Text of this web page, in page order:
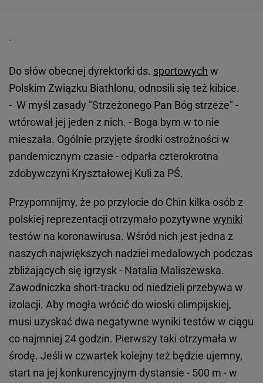
Do słów obecnej dyrektorki ds. sportowych w
Polskim Związku Biathlonu, odnosili się też kibice.
- W myśl zasady "Strzeżonego Pan Bóg strzeże" -
wtórował jej jeden z nich. - Boga bym w to nie
mieszała. Ogólnie przyjęte środki ostrożności w
pandemicznym czasie - odparła czterokrotna
zdobywczyni Kryształowej Kuli za PŚ.
Przypomnijmy, że po przylocie do Chin kilka osób z
polskiej reprezentacji otrzymało pozytywne wyniki
testów na koronawirusa. Wśród nich jest jedna z
naszych największych nadziei medalowych podczas
zbliżających się igrzysk - Natalia Maliszewska.
Zawodniczka short-tracku od niedzieli przebywa w
izolacji. Aby mogła wrócić do wioski olimpijskiej,
musi uzyskać dwa negatywne wyniki testów w ciągu
co najmniej 24 godzin. Pierwszy taki otrzymała w
środę. Jeśli w czwartek kolejny też będzie ujemny,
start na jej konkurencyjnym dystansie - 500 m - w